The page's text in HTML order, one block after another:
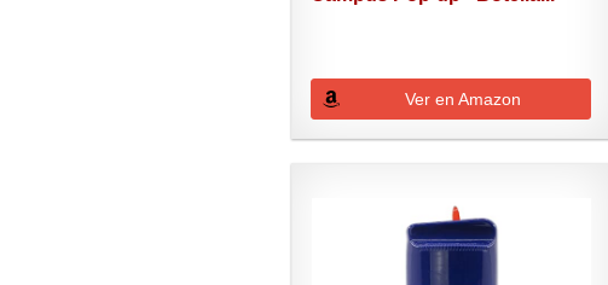
Ver en Amazon